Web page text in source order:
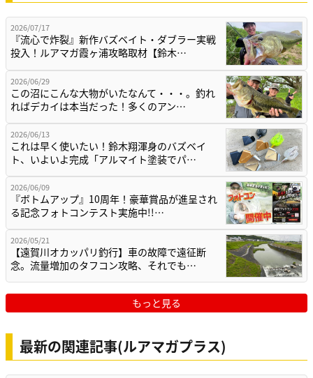
2026/07/17
『流心で炸裂』新作バズベイト・ダブラー実戦
投入！ルアマガ霞ヶ浦攻略取材【鈴木…
2026/06/29
この沼にこんな大物がいたなんて・・・。釣れ
ればデカイは本当だった！多くのアン…
2026/06/13
これは早く使いたい！鈴木翔渾身のバズベイ
ト、いよいよ完成「アルマイト塗装でパ…
2026/06/09
『ボトムアップ』10周年！豪華賞品が進呈され
る記念フォトコンテスト実施中!!…
2026/05/21
【遠賀川オカッパリ釣行】車の故障で遠征断
念。流量増加のタフコン攻略、それでも…
もっと見る
最新の関連記事(ルアマガプラス)